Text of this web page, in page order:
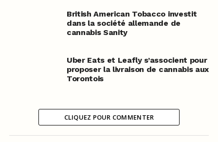
British American Tobacco investit
dans la société allemande de
cannabis Sanity
Uber Eats et Leafly s’associent pour
proposer la livraison de cannabis aux
Torontois
CLIQUEZ POUR COMMENTER